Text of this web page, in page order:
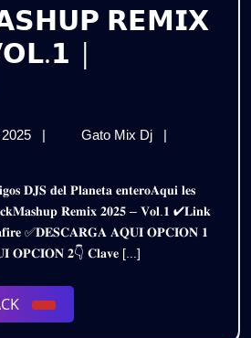
𝗥𝗘𝗠𝗜𝗫
|
17
de
2025
| Gato Mix Dj
𝗣𝗔𝗖𝗞
𝟮𝟬𝟮𝟱
–
𝗩𝗢𝗟.𝟭
|
𝐑𝐞𝐦𝐢𝐱 𝟐𝟎𝟐𝟓 – 𝐕𝐨𝐥.𝟏 ✔𝐋𝐢𝐧𝐤
✅𝐃𝐄𝐒𝐂𝐀𝐑𝐆𝐀 𝐀𝐐𝐔𝐈 𝐎𝐏𝐂𝐈𝐎𝐍 𝟏
𝐎𝐏𝐂𝐈𝐎𝐍 𝟐👇 𝐂𝐥𝐚𝐯𝐞 [...]
DESCARGAR
PACK